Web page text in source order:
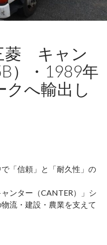
菱 キャン
）・1989年
クへ輸出し
「信頼」と「耐久性」の
ンター（CANTER）」シ
流・建設・農業を支えて